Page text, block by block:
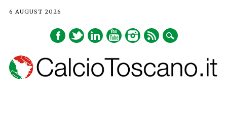
6 AUGUST 2026